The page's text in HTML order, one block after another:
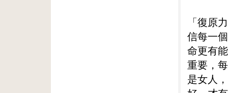
「復原
信每一
命更有
重要，
是女人